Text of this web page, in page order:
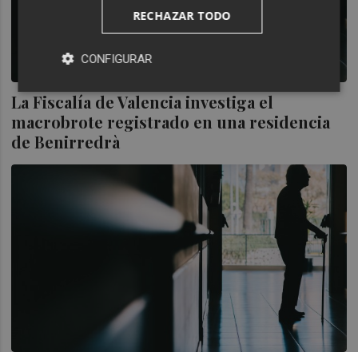
La Fiscalía de Valencia investiga el
macrobrote registrado en una residencia
de Benirredrà
RECHAZAR TODO
CONFIGURAR